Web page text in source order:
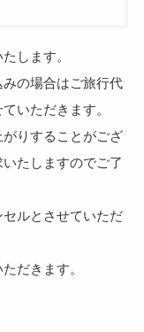
します。
の場合はご旅行代
いただきます。
りすることがござ
たしますのでご了
ルとさせていただ
だきます。